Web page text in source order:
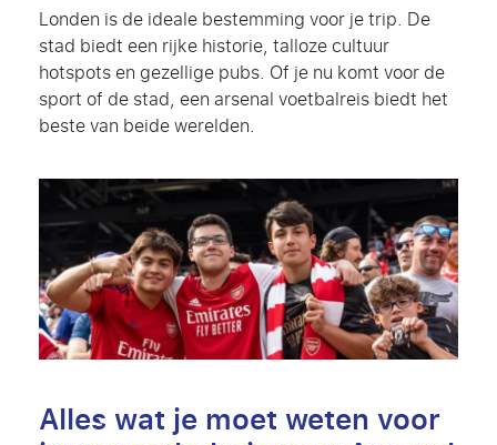
Londen is de ideale bestemming voor je trip. De
stad biedt een rijke historie, talloze cultuur
hotspots en gezellige pubs. Of je nu komt voor de
sport of de stad, een arsenal voetbalreis biedt het
beste van beide werelden.
Alles wat je moet weten voor